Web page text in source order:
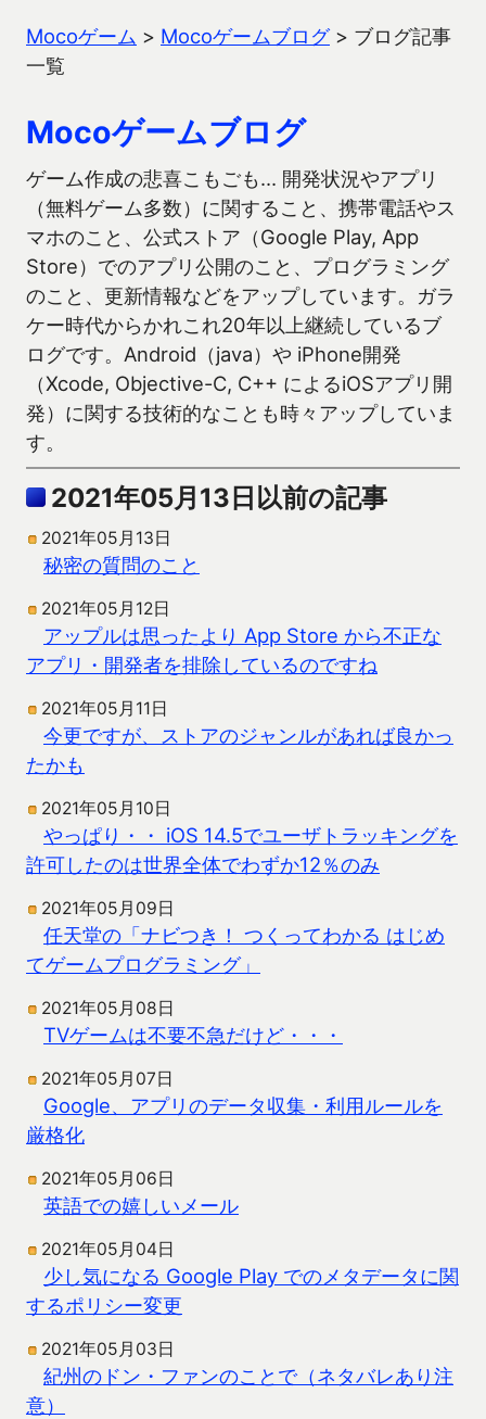
Mocoゲーム > Mocoゲームブログ> ブログ記事
一覧
Mocoゲームブログ
ゲーム作成の悲喜こもごも… 開発状況やアプリ
（無料ゲーム多数）に関すること、携帯電話やス
マホのこと、公式ストア（Google Play, App
Store）でのアプリ公開のこと、プログラミング
のこと、更新情報などをアップしています。ガラ
ケー時代からかれこれ20年以上継続しているブ
ログです。Android（java）や iPhone開発
（Xcode, Objective-C, C++ によるiOSアプリ開
発）に関する技術的なことも時々アップしていま
す。
2021年05月13日以前の記事
2021年05月13日
秘密の質問のこと
2021年05月12日
アップルは思ったより App Store から不正な
アプリ・開発者を排除しているのですね
2021年05月11日
今更ですが、ストアのジャンルがあれば良かっ
たかも
2021年05月10日
やっぱり・・ iOS 14.5でユーザトラッキングを
許可したのは世界全体でわずか12％のみ
2021年05月09日
任天堂の「ナビつき！ つくってわかる はじめ
てゲームプログラミング」
2021年05月08日
TVゲームは不要不急だけど・・・
2021年05月07日
Google、アプリのデータ収集・利用ルールを
厳格化
2021年05月06日
英語での嬉しいメール
2021年05月04日
少し気になる Google Play でのメタデータに関
するポリシー変更
2021年05月03日
紀州のドン・ファンのことで（ネタバレあり注
意）